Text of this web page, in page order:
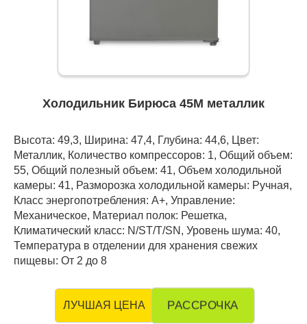
Холодильник Бирюса 45M металлик
Высота: 49,3, Ширина: 47,4, Глубина: 44,6, Цвет:
Металлик, Количество компрессоров: 1, Общий объем:
55, Общий полезный объем: 41, Объем холодильной
камеры: 41, Разморозка холодильной камеры: Ручная,
Класс энергопотребления: А+, Управление:
Механическое, Материал полок: Решетка,
Климатический класс: N/ST/T/SN, Уровень шума: 40,
Температура в отделении для хранения свежих
пищевы: От 2 до 8
ЛУЧШАЯ ЦЕНА РАССРОЧКА